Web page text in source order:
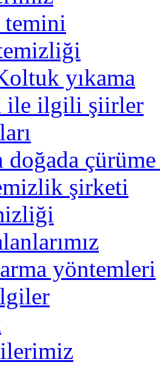
temini
yıkama
ile ilgili şiirler
doğada
şirketi
yöntemleri